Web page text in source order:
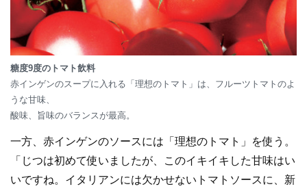
糖度9度のトマト飲料
赤インゲンのスープに入れる「理想のトマト」は、フルーツトマトのよ
うな甘味、
酸味、旨味のバランスが最高。
一方、赤インゲンのソースには「理想のトマト」を使う。
「じつは初めて使いましたが、このイキイキした甘味はい
いですね。イタリアンには欠かせないトマトソースに、新